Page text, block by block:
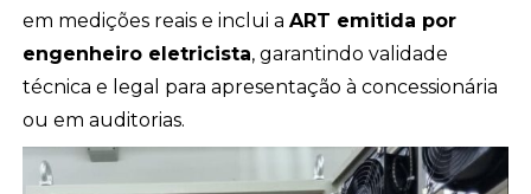
em medições reais e inclui aART emitida por
engenheiro eletricista, garantindo validade
técnica e legal para apresentação à concessionária
ou em auditorias.